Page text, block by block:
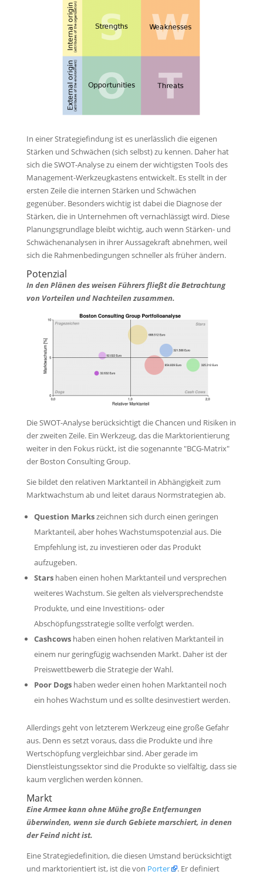
In einer Strategiefindung ist es unerlässlich die eigenen
Stärken und Schwächen (sich selbst) zu kennen. Daher hat
sich die SWOT-Analyse zu einem der wichtigsten Tools des
Management-Werkzeugkastens entwickelt. Es stellt in der
ersten Zeile die internen Stärken und Schwächen
gegenüber. Besonders wichtig ist dabei die Diagnose der
Stärken, die in Unternehmen oft vernachlässigt wird. Diese
Planungsgrundlage bleibt wichtig, auch wenn Stärken- und
Schwächenanalysen in ihrer Aussagekraft abnehmen, weil
sich die Rahmenbedingungen schneller als früher ändern.
Potenzial
In den Plänen des weisen Führers fließt die Betrachtung
von Vorteilen und Nachteilen zusammen.
Die SWOT-Analyse berücksichtigt die Chancen und Risiken in
der zweiten Zeile. Ein Werkzeug, das die Marktorientierung
weiter in den Fokus rückt, ist die sogenannte "BCG-Matrix"
der Boston Consulting Group.
Sie bildet den relativen Marktanteil in Abhängigkeit zum
Marktwachstum ab und leitet daraus Normstrategien ab.
Question Markszeichnen sich durch einen geringen
Marktanteil, aber hohes Wachstumspotenzial aus. Die
Empfehlung ist, zu investieren oder das Produkt
aufzugeben.
Starshaben einen hohen Marktanteil und versprechen
weiteres Wachstum. Sie gelten als vielversprechendste
Produkte, und eine Investitions- oder
Abschöpfungsstrategie sollte verfolgt werden.
Cashcowshaben einen hohen relativen Marktanteil in
einem nur geringfügig wachsenden Markt. Daher ist der
Preiswettbewerb die Strategie der Wahl.
Poor Dogshaben weder einen hohen Marktanteil noch
ein hohes Wachstum und es sollte desinvestiert werden.
Allerdings geht von letzterem Werkzeug eine große Gefahr
aus. Denn es setzt voraus, dass die Produkte und ihre
Wertschöpfung vergleichbar sind. Aber gerade im
Dienstleistungssektor sind die Produkte so vielfältig, dass sie
kaum verglichen werden können.
Markt
Eine Armee kann ohne Mühe große Entfernungen
überwinden, wenn sie durch Gebiete marschiert, in denen
der Feind nicht ist.
Eine Strategiedefinition, die diesen Umstand berücksichtigt
und marktorientiert ist, ist die von Porter
. Er definiert